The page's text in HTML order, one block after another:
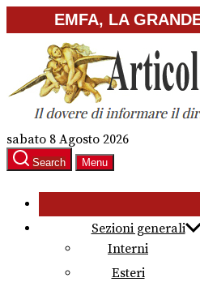
to
content
EMFA, LA
sabato 8 Agosto 2026
Search Menu
Sezioni generali
Interni
Esteri